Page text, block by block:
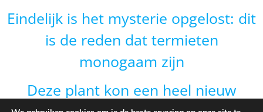
Eindelijk is het mysterie opgelost: dit
is de reden dat termieten
monogaam zijn
Deze plant kon een heel nieuw